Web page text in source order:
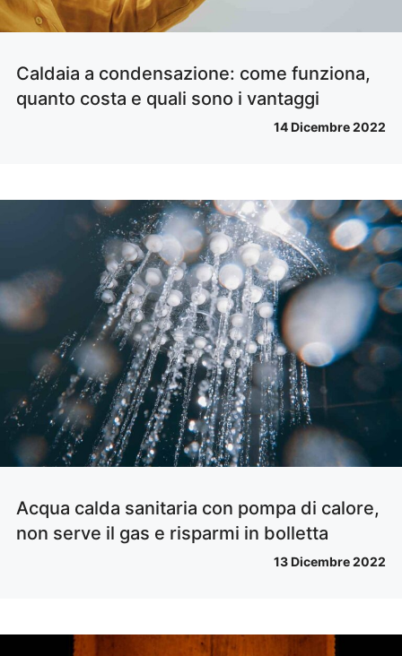
Caldaia a condensazione: come funziona,
quanto costa e quali sono i vantaggi
14 Dicembre 2022
Acqua calda sanitaria con pompa di calore,
non serve il gas e risparmi in bolletta
13 Dicembre 2022